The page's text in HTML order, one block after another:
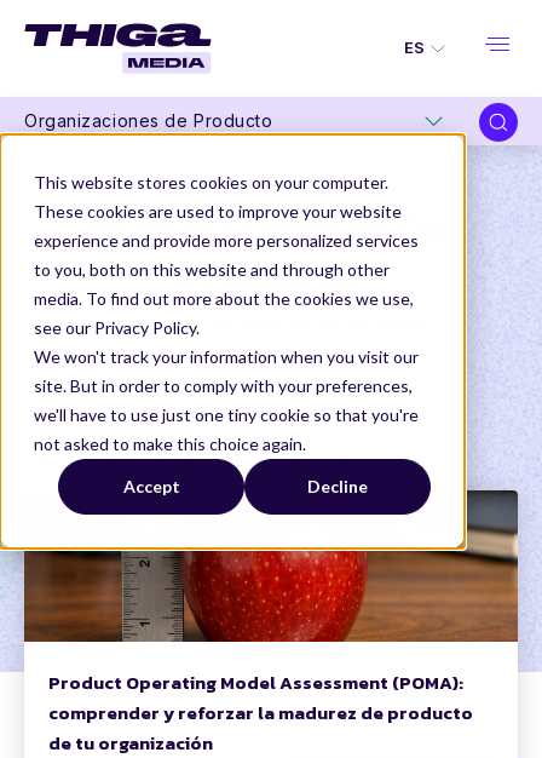
This website stores cookies on your computer.
These cookies are used to improve your website
experience and provide more personalized services
to you, both on this website and through other
media. To find out more about the cookies we use,
see our Privacy Policy.
We won't track your information when you visit our
site. But in order to comply with your preferences,
we'll have to use just one tiny cookie so that you're
not asked to make this choice again.
Accept Decline
ES
Organizaciones de Producto
Organizaciones De
Producto
Una fuente de inspiración sin límites
Thiga Media Organizaciones De Producto
Product Operating Model Assessment (POMA):
comprender y reforzar la madurez de producto
de tu organización